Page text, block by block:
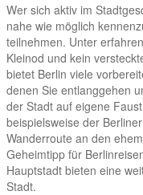
Wer sich aktiv im
nahe wie möglich
teilnehmen. Unter
Kleinod und kein
bietet Berlin viele
denen Sie entlanggehen
der Stadt auf eigene
beispielsweise der
Wanderroute an den
Geheimtipp für
Hauptstadt bieten eine
Stadt.